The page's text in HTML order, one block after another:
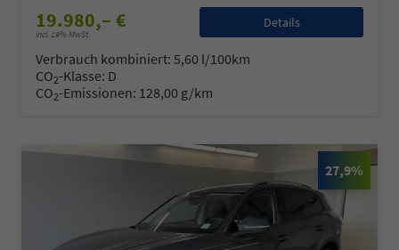
19.980,– €
incl. 19% MwSt.
Details
Verbrauch kombiniert: 5,60 l/100km
CO2-Klasse: D
CO2-Emissionen: 128,00 g/km
27,9%